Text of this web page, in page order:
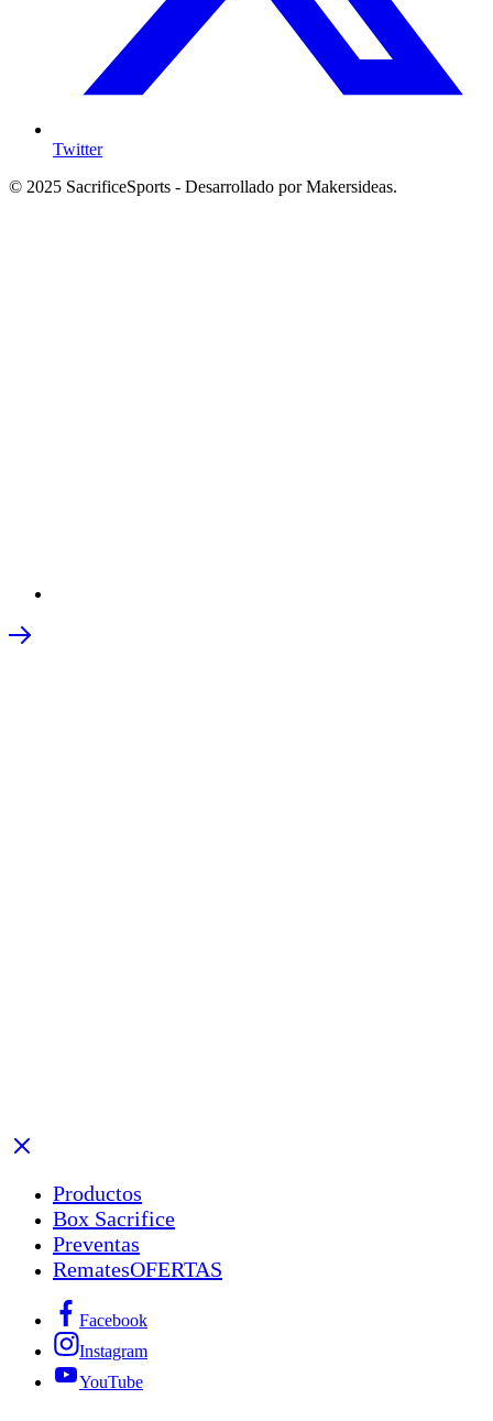
Twitter
© 2025 SacrificeSports - Desarrollado por Makersideas.
Productos
Box Sacrifice
Preventas
RematesOFERTAS
Facebook
Instagram
YouTube